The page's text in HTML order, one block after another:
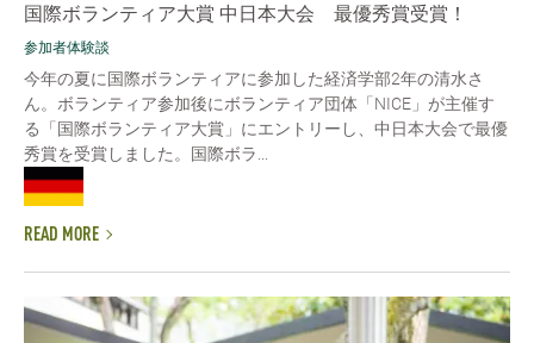
国際ボランティア大賞 中日本大会 最優秀賞受賞！
参加者体験談
今年の夏に国際ボランティアに参加した経済学部2年の清水さ
ん。ボランティア参加後にボランティア団体「NICE」が主催す
る「国際ボランティア大賞」にエントリーし、中日本大会で最優
秀賞を受賞しました。国際ボラ...
READ MORE